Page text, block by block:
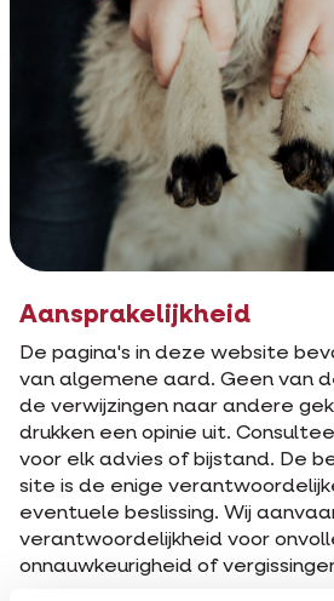
Aansprakelijkheid
De pagina's in deze website
van algemene aard. Geen van
de verwijzingen naar andere
drukken een opinie uit.
voor elk advies of bijstand. De
site is de enige
eventuele beslissing. Wij
verantwoordelijkheid voor
onnauwkeurigheid of